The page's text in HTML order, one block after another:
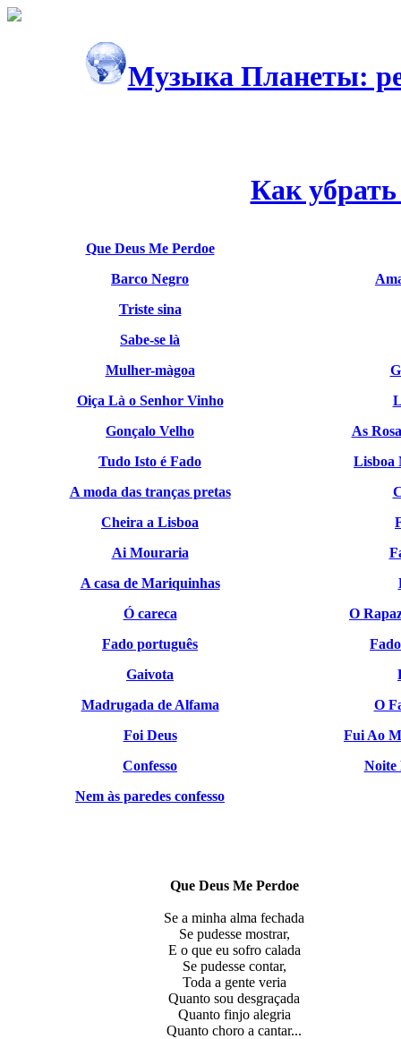
Музыка Планеты:
Как
Que Deus Me Perdoe
Barco Negro
Triste sina
Sabe-se là
Mulher-màgoa
Oiça Là o Senhor Vinho
Gonçalo Velho
Tudo Isto é Fado
A moda das tranças pretas
Сheira a Lisboa
Ai Mouraria
A casa de Mariquinhas
Ó careca
Fado português
Gaivota
Madrugada de Alfama
Foi Deus
Confesso
Nem às paredes confesso
As
Lisboa
O
O
Fui Ao
Noite
Que Deus Me Perdoe
Se a minha alma fechada
Se pudesse mostrar,
E o que eu sofro calada
Se pudesse contar,
Toda a gente veria
Quanto sou desgraçada
Quanto finjo alegria
Quanto choro a cantar...